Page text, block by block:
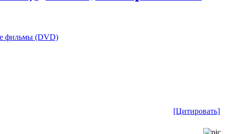
фильмы (DVD)
[Цитировать]